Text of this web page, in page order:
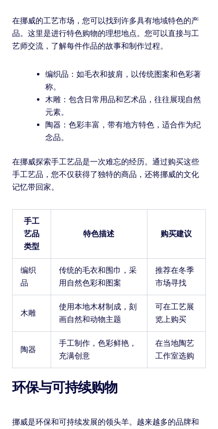
在挪威的工艺市场，您可以找到许多具有地域特色的产
品。这里是进行特色购物的理想地点。您可以直接与工
艺师交流，了解每件作品的故事和制作过程。
编织品：如毛衣和披肩，以传统图案和色彩著
称。
木雕：包含日常用品和艺术品，往往展现自然
元素。
陶器：色彩丰富，带有地方特色，适合作为纪
念品。
在挪威探索手工艺品是一次难忘的经历。通过购买这些
手工艺品，您不仅获得了独特的商品，还将挪威的文化
记忆带回家。
手工
艺品
类型
特色描述 购买建议
编织
品
传统的毛衣和围巾，采
用自然色彩和图案
推荐在冬季
市场寻找
木雕
使用本地木材制成，刻
画自然和动物主题
可在工艺展
览上购买
陶器
手工制作，色彩鲜艳，
充满创意
在当地陶艺
工作室选购
环保与可持续购物
挪威是环保和可持续发展的领头羊。越来越多的品牌和